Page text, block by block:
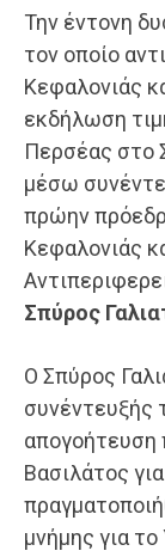
Την έντονη
τον οποίο
Κεφαλονιάς
εκδήλωση
Περσέας στο
μέσω
πρώην
Κεφαλονιάς
Σπύρος
Ο Σπύρος
συνέντευξής
απογοήτευση
Βασιλάτος
μνήμης για